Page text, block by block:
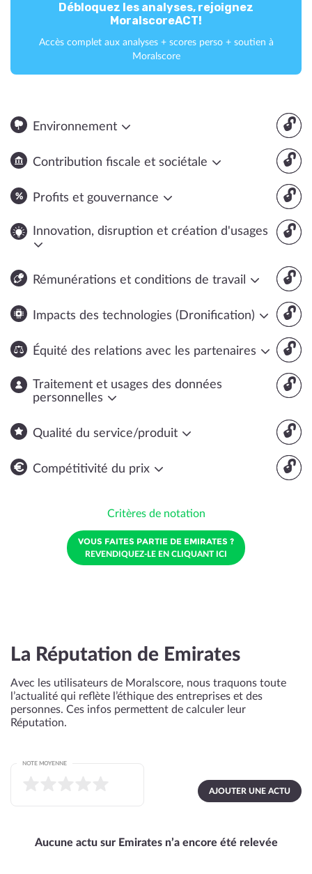
Débloquez les analyses, rejoignez
MoralscoreACT!
Accès complet aux analyses + scores perso + soutien à
Moralscore
🔓
Environnement
🔓
Contribution fiscale et sociétale
🔓
Profits et gouvernance
🔓
Innovation, disruption et création d'usages
🔓
Rémunérations et conditions de travail
🔓
Impacts des technologies (Dronification)
🔓
Équité des relations avec les partenaires
🔓
Traitement et usages des données
personnelles
🔓
Qualité du service/produit
🔓
Compétitivité du prix
Critères de notation
VOUS FAITES PARTIE DE EMIRATES ?
REVENDIQUEZ-LE EN CLIQUANT ICI
La Réputation de Emirates
Avec les utilisateurs de Moralscore, nous traquons toute
l’actualité qui reflète l’éthique des entreprises et des
personnes. Ces infos permettent de calculer leur
Réputation.
AJOUTER UNE ACTU
NOTE MOYENNE
Aucune actu sur Emirates n’a encore été relevée